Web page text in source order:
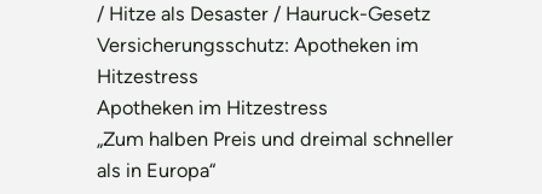
/ Hitze als Desaster / Hauruck-Gesetz
Versicherungsschutz: Apotheken im
Hitzestress
Apotheken im Hitzestress
„Zum halben Preis und dreimal schneller
als in Europa“